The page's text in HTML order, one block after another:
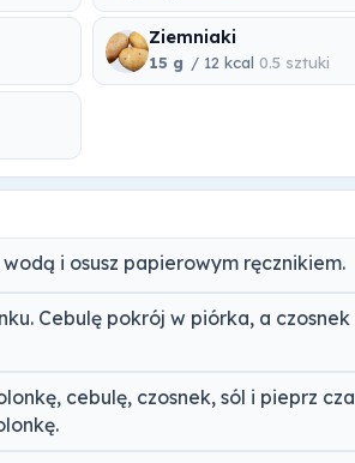
Ziemniaki
15 g / 12 kcal 0.5 sztuki
i osusz papierowym ręcznikiem.
Cebulę pokrój w piórka, a czosnek
cebulę, czosnek, sól i pieprz